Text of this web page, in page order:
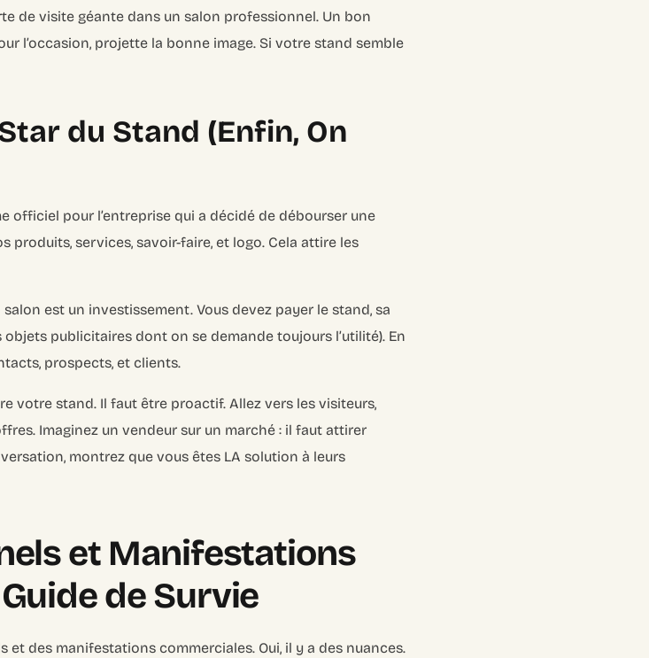
de visite géante dans un salon professionnel. Un bon
l’occasion, projette la bonne image. Si votre stand semble
du Stand (Enfin, On
officiel pour l’entreprise qui a décidé de débourser une
produits, services, savoir-faire, et logo. Cela attire les
est un investissement. Vous devez payer le stand, sa
publicitaires dont on se demande toujours l’utilité). En
prospects, et clients.
votre stand. Il faut être proactif. Allez vers les visiteurs,
Imaginez un vendeur sur un marché : il faut attirer
montrez que vous êtes LA solution à leurs
et Manifestations
de Survie
des manifestations commerciales. Oui, il y a des nuances.